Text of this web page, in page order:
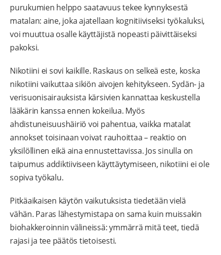
purukumien helppo saatavuus tekee kynnyksestä
matalan: aine, joka ajatellaan kognitiiviseksi työkaluksi,
voi muuttua osalle käyttäjistä nopeasti päivittäiseksi
pakoksi.
Nikotiini ei sovi kaikille. Raskaus on selkeä este, koska
nikotiini vaikuttaa sikiön aivojen kehitykseen. Sydän- ja
verisuonisairauksista kärsivien kannattaa keskustella
lääkärin kanssa ennen kokeilua. Myös
ahdistuneisuushäiriö voi pahentua, vaikka matalat
annokset toisinaan voivat rauhoittaa – reaktio on
yksilöllinen eikä aina ennustettavissa. Jos sinulla on
taipumus addiktiiviseen käyttäytymiseen, nikotiini ei ole
sopiva työkalu.
Pitkäaikaisen käytön vaikutuksista tiedetään vielä
vähän. Paras lähestymistapa on sama kuin muissakin
biohakkeroinnin välineissä: ymmärrä mitä teet, tiedä
rajasi ja tee päätös tietoisesti.